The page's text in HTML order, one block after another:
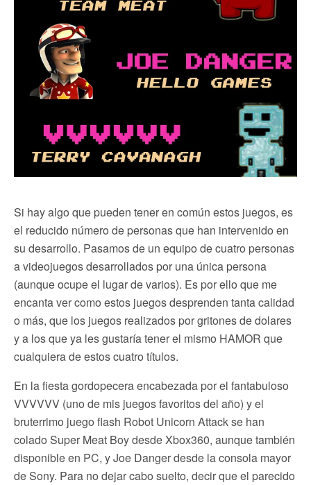
Si hay algo que pueden tener en común estos juegos, es
el reducido número de personas que han intervenido en
su desarrollo. Pasamos de un equipo de cuatro personas
a videojuegos desarrollados por una única persona
(aunque ocupe el lugar de varios). Es por ello que me
encanta ver como estos juegos desprenden tanta calidad
o más, que los juegos realizados por gritones de dolares
y a los que ya les gustaría tener el mismo HAMOR que
cualquiera de estos cuatro títulos.
En la fiesta gordopecera encabezada por el fantabuloso
VVVVVV (uno de mis juegos favoritos del año) y el
bruterrimo juego flash Robot Unicorn Attack se han
colado Super Meat Boy desde Xbox360, aunque también
disponible en PC, y Joe Danger desde la consola mayor
de Sony. Para no dejar cabo suelto, decir que el parecido